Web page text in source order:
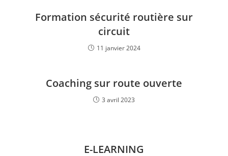
Formation sécurité routière sur
circuit
11 janvier 2024
Coaching sur route ouverte
3 avril 2023
E-LEARNING